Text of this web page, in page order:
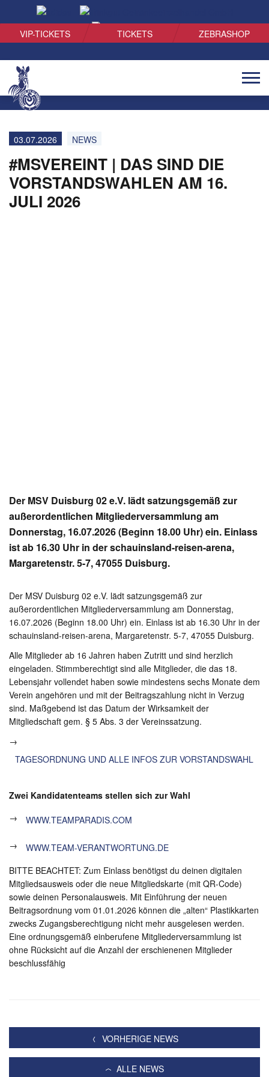
VIP-TICKETS TICKETS ZEBRASHOP
03.07.2026 NEWS
#MSVEREINT | DAS SIND DIE
VORSTANDSWAHLEN AM 16.
JULI 2026
Der MSV Duisburg 02 e.V. lädt satzungsgemäß zur
außerordentlichen Mitgliederversammlung am
Donnerstag, 16.07.2026 (Beginn 18.00 Uhr) ein. Einlass
ist ab 16.30 Uhr in der schauinsland-reisen-arena,
Margaretenstr. 5-7, 47055 Duisburg.
Der MSV Duisburg 02 e.V. lädt satzungsgemäß zur
außerordentlichen Mitgliederversammlung am Donnerstag,
16.07.2026 (Beginn 18.00 Uhr) ein. Einlass ist ab 16.30 Uhr in der
schauinsland-reisen-arena, Margaretenstr. 5-7, 47055 Duisburg.
Alle Mitglieder ab 16 Jahren haben Zutritt und sind herzlich
eingeladen. Stimmberechtigt sind alle Mitglieder, die das 18.
Lebensjahr vollendet haben sowie mindestens sechs Monate dem
Verein angehören und mit der Beitragszahlung nicht in Verzug
sind. Maßgebend ist das Datum der Wirksamkeit der
Mitgliedschaft gem. § 5 Abs. 3 der Vereinssatzung.
→
TAGESORDNUNG UND ALLE INFOS ZUR VORSTANDSWAHL
Zwei Kandidatenteams stellen sich zur Wahl
→
WWW.TEAMPARADIS.COM
→
WWW.TEAM-VERANTWORTUNG.DE
BITTE BEACHTET: Zum Einlass benötigst du deinen digitalen
Mitgliedsausweis oder die neue Mitgliedskarte (mit QR-Code)
sowie deinen Personalausweis. Mit Einführung der neuen
Beitragsordnung vom 01.01.2026 können die „alten“ Plastikkarten
zwecks Zugangsberechtigung nicht mehr ausgelesen werden.
Eine ordnungsgemäß einberufene Mitgliederversammlung ist
ohne Rücksicht auf die Anzahl der erschienenen Mitglieder
beschlussfähig
VORHERIGE NEWS
ALLE NEWS